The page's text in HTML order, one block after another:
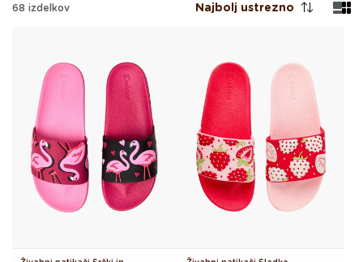
68 izdelkov Najbolj ustrezno